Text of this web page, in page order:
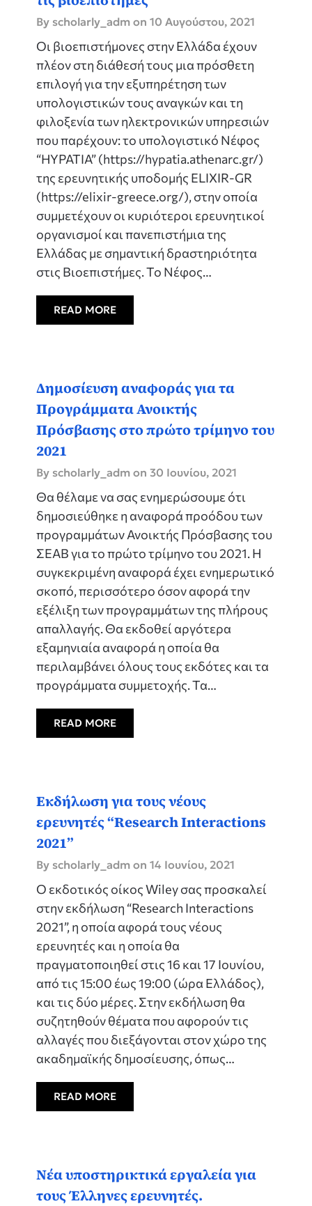
By scholarly_adm on 10 Αυγούστου, 2021
Οι βιοεπιστήμονες στην Ελλάδα έχουν
πλέον στη διάθεσή τους μια πρόσθετη
επιλογή για την εξυπηρέτηση των
υπολογιστικών τους αναγκών και τη
φιλοξενία των ηλεκτρονικών υπηρεσιών
που παρέχουν: το υπολογιστικό Νέφος
“HYPATIA” (https://hypatia.athenarc.gr/)
της ερευνητικής υποδομής ELIXIR-GR
(https://elixir-greece.org/), στην οποία
συμμετέχουν οι κυριότεροι ερευνητικοί
οργανισμοί και πανεπιστήμια της
Ελλάδας με σημαντική δραστηριότητα
στις Βιοεπιστήμες. Το Νέφος…
READ MORE
Δημοσίευση αναφοράς για τα
Προγράμματα Ανοικτής
Πρόσβασης στο πρώτο τρίμηνο του
2021
By scholarly_adm on 30 Ιουνίου, 2021
Θα θέλαμε να σας ενημερώσουμε ότι
δημοσιεύθηκε η αναφορά προόδου των
προγραμμάτων Ανοικτής Πρόσβασης του
ΣΕΑΒ για το πρώτο τρίμηνο του 2021. Η
συγκεκριμένη αναφορά έχει ενημερωτικό
σκοπό, περισσότερο όσον αφορά την
εξέλιξη των προγραμμάτων της πλήρους
απαλλαγής. Θα εκδοθεί αργότερα
εξαμηνιαία αναφορά η οποία θα
περιλαμβάνει όλους τους εκδότες και τα
προγράμματα συμμετοχής. Τα…
READ MORE
Εκδήλωση για τους νέους
ερευνητές “Research Interactions
2021”
By scholarly_adm on 14 Ιουνίου, 2021
Ο εκδοτικός οίκος Wiley σας προσκαλεί
στην εκδήλωση “Research Interactions
2021”, η οποία αφορά τους νέους
ερευνητές και η οποία θα
πραγματοποιηθεί στις 16 και 17 Ιουνίου,
από τις 15:00 έως 19:00 (ώρα Ελλάδος),
και τις δύο μέρες. Στην εκδήλωση θα
συζητηθούν θέματα που αφορούν τις
αλλαγές που διεξάγονται στον χώρο της
ακαδημαϊκής δημοσίευσης, όπως…
READ MORE
Νέα υποστηρικτικά εργαλεία για
τους Έλληνες ερευνητές.